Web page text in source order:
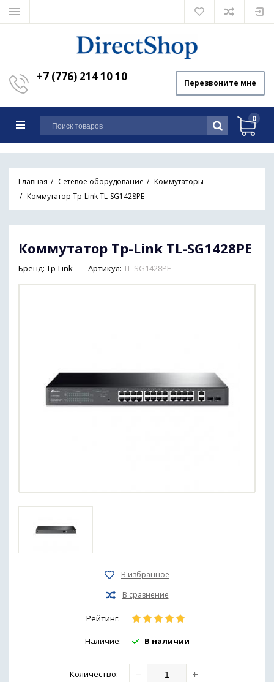
+7 (776) 214 10 10 Перезвоните мне
0
Главная Сетевое оборудование
Коммутаторы
Коммутатор Tp-Link TL-SG1428PE
Коммутатор Tp-Link TL-SG1428PE
Бренд: Tp-Link Артикул: TL-SG1428PE
Рейтинг:
Наличие: В наличии
Количество: − +